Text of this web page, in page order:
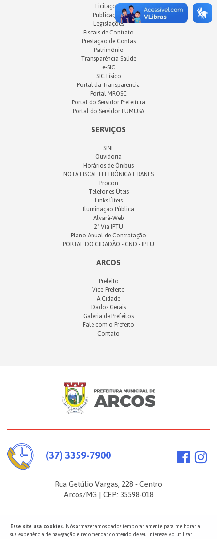
(37) 3359-7900
Rua Getúlio Vargas, 228 - Centro
Arcos/MG | CEP: 35598-018
Licitações
Publicações
Legislações
Fiscais de Contrato
Prestação de Contas
Patrimônio
Transparência Saúde
e-SIC
SIC Físico
Portal da Transparência
Portal MROSC
Portal do Servidor Prefeitura
Portal do Servidor FUMUSA
SERVIÇOS
SINE
Ouvidoria
Horários de Ônibus
NOTA FISCAL ELETRÔNICA E RANFS
Procon
Telefones Úteis
Links Úteis
Iluminação Pública
Alvará-Web
2ª Via IPTU
Plano Anual de Contratação
PORTAL DO CIDADÃO - CND - IPTU
ARCOS
Prefeito
Vice-Prefeito
A Cidade
Dados Gerais
Galeria de Prefeitos
Fale com o Prefeito
Contato
2026 ©Prefeitura Municipal de Arcos. Todos os direitos reservados.
Esse site usa cookies.Nós armazenamos dados temporariamente para melhorar a
sua experiência de navegação e recomendar conteúdo de seu interesse. Ao utilizar